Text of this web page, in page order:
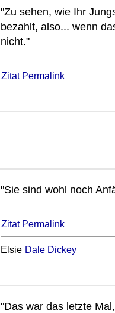
"Zu sehen, wie Ihr
bezahlt, also... wenn
nicht."
Zitat Permalink
"Sie sind wohl noch
Zitat Permalink
Elsie Dale Dickey
"Das war das letzte